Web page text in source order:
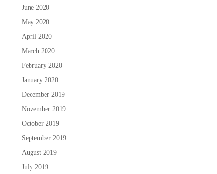
June 2020
May 2020
April 2020
March 2020
February 2020
January 2020
December 2019
November 2019
October 2019
September 2019
August 2019
July 2019